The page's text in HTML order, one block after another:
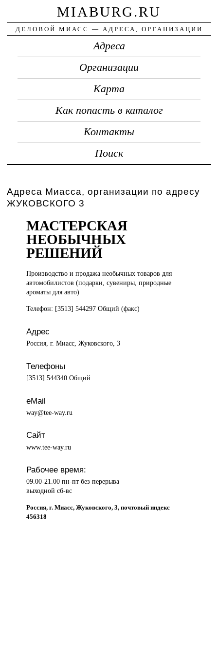
MIABURG.RU
ДЕЛОВОЙ МИАСС — АДРЕСА, ОРГАНИЗАЦИИ
Адреса
Организации
Карта
Как попасть в каталог
Контакты
Поиск
Адреса Миасса, организации по адресу
ЖУКОВСКОГО 3
МАСТЕРСКАЯ
НЕОБЫЧНЫХ
РЕШЕНИЙ
Производство ипродажа необычных товаров для
автомобилистов (подарки, сувениры, природные
ароматы для авто)
Телефон: [3513] 544297 Общий (факс)
Адрес
Россия, г. Миасс, Жуковского, 3
Телефоны
[3513] 544340 Общий
eMail
way@tee-way.ru
Сайт
www.tee-way.ru
Рабочее время:
09.00-21.00 пн-пт без перерыва
выходной сб-вс
Россия, г. Миасс, Жуковского, 3, почтовый индекс
456318